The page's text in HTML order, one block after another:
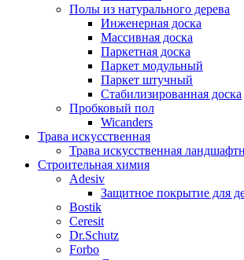
Полы из натурального дерева
Инженерная доска
Массивная доска
Паркетная доска
Паркет модульный
Паркет штучный
Стабилизированная доска
Пробковый пол
Wicanders
Трава искусственная
Трава искусственная
Строительная химия
Adesiv
Защитное покрытие для
Bostik
Ceresit
Dr.Schutz
Forbo